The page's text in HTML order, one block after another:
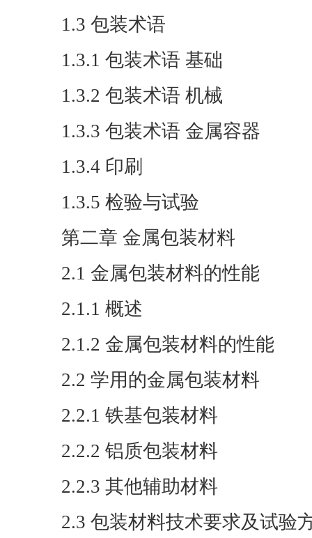
1.3 包装术语
1.3.1 包装术语 基础
1.3.2 包装术语 机械
1.3.3 包装术语 金属容器
1.3.4 印刷
1.3.5 检验与试验
第二章 金属包装材料
2.1 金属包装材料的性能
2.1.1 概述
2.1.2 金属包装材料的性能
2.2 学用的金属包装材料
2.2.1 铁基包装材料
2.2.2 铝质包装材料
2.2.3 其他辅助材料
2.3 包装材料技术要求及试验